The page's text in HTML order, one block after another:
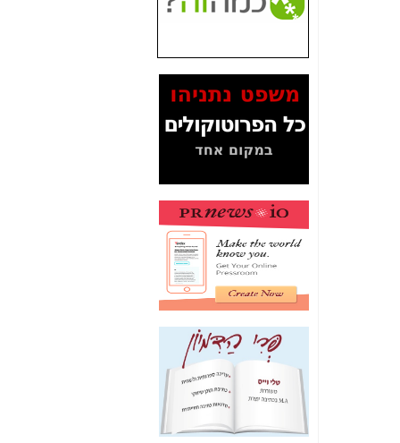
בכלל תמורה עבור
המסמכים בנושא בזק-
Yes (תיק 4000)
לאיש הלא נכון! -כאן
עובדות ומסמכים
האם ביבי כשר
תקשורת עזר לקב'
בזק? -כאן
מה מקור ה-Fake
News שהביא לתפירת
תיק לביבי והעלמת
החשודים הנכונים -כאן
אחת הרגליים של "תיק
4000 התפור"
התמוטטה היום
בניצחון (כפול) של בזק
כאן
איך כתבות מפנקות